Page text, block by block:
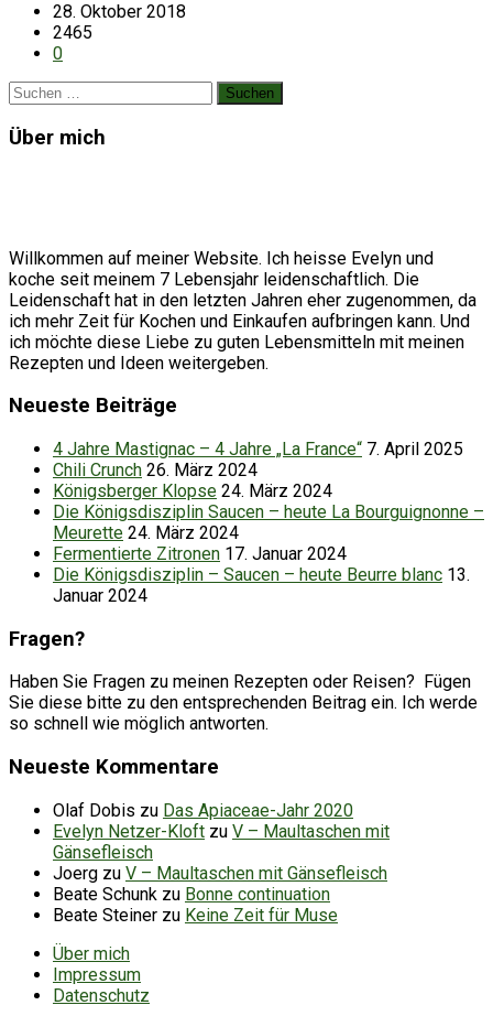
28. Oktober 2018
2465
0
Suchen
nach:
Über mich
Willkommen auf meiner Website. Ich heisse Evelyn und
koche seit meinem 7 Lebensjahr leidenschaftlich. Die
Leidenschaft hat in den letzten Jahren eher zugenommen, da
ich mehr Zeit für Kochen und Einkaufen aufbringen kann. Und
ich möchte diese Liebe zu guten Lebensmitteln mit meinen
Rezepten und Ideen weitergeben.
Neueste Beiträge
4 Jahre Mastignac – 4 Jahre „La France“ 7. April 2025
Chili Crunch 26. März 2024
Königsberger Klopse 24. März 2024
Die Königsdisziplin Saucen – heute La Bourguignonne –
Meurette 24. März 2024
Fermentierte Zitronen 17. Januar 2024
Die Königsdisziplin – Saucen – heute Beurre blanc 13.
Januar 2024
Fragen?
Haben Sie Fragen zu meinen Rezepten oder Reisen? Fügen
Sie diese bitte zu den entsprechenden Beitrag ein. Ich werde
so schnell wie möglich antworten.
Neueste Kommentare
Olaf Dobis zu Das Apiaceae-Jahr 2020
Evelyn Netzer-Kloft zu V – Maultaschen mit
Gänsefleisch
Joerg zu V – Maultaschen mit Gänsefleisch
Beate Schunk zu Bonne continuation
Beate Steiner zu Keine Zeit für Muse
Über mich
Impressum
Datenschutz